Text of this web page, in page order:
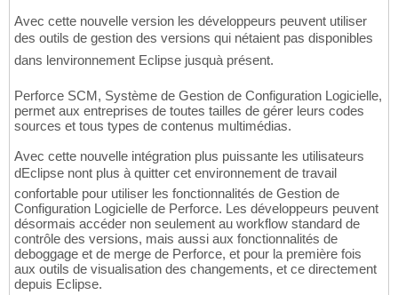
Avec cette nouvelle version les développeurs peuvent utiliser
des outils de gestion des versions qui nétaient pas disponibles
dans lenvironnement Eclipse jusquà présent.
Perforce SCM, Système de Gestion de Configuration Logicielle,
permet aux entreprises de toutes tailles de gérer leurs codes
sources et tous types de contenus multimédias.
Avec cette nouvelle intégration plus puissante les utilisateurs
dEclipse nont plus à quitter cet environnement de travail
confortable pour utiliser les fonctionnalités de Gestion de
Configuration Logicielle de Perforce. Les développeurs peuvent
désormais accéder non seulement au workflow standard de
contrôle des versions, mais aussi aux fonctionnalités de
deboggage et de merge de Perforce, et pour la première fois
aux outils de visualisation des changements, et ce directement
depuis Eclipse.